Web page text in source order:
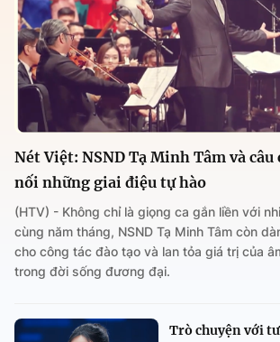
Nét Việt: NSND Tạ Minh Tâm và
nối những giai điệu tự hào
(HTV) - Không chỉ là giọng ca gắn liền với
cùng năm tháng, NSND Tạ Minh Tâm còn
cho công tác đào tạo và lan tỏa giá trị của
trong đời sống đương đại.
Trò chuyện với